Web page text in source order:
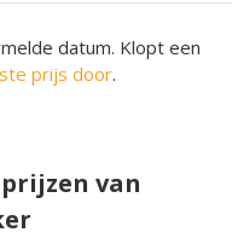
datum. Klopt een
prijs door.
van